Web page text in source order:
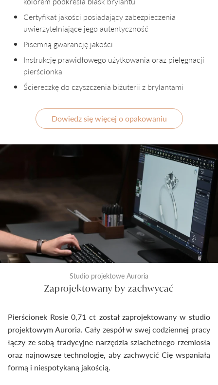
Certyfikat jakości posiadający zabezpieczenia
uwierzytelniające jego autentyczność
Pisemną gwarancję jakości
Instrukcję prawidłowego użytkowania oraz pielęgnacji
pierścionka
Ściereczkę do czyszczenia biżuterii z brylantami
Dowiedz się więcej o opakowaniu
Studio projektowe Auroria
Zaprojektowany by zachwycać
Pierścionek Rosie 0,71 ct został zaprojektowany w studio
projektowym Auroria. Cały zespół w swej codziennej pracy
łączy ze sobą tradycyjne narzędzia szlachetnego rzemiosła
oraz najnowsze technologie, aby zachwycić Cię wspaniałą
formą i niespotykaną jakością.